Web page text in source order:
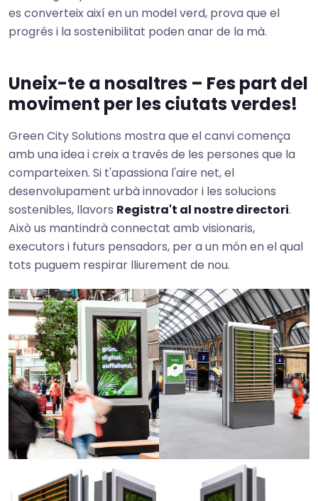
es converteix així en un model verd, prova que el
progrés i la sostenibilitat poden anar de la mà.
Uneix-te a nosaltres – Fes part del
moviment per les ciutats verdes!
Green City Solutions mostra que el canvi comença
amb una idea i creix a través de les persones que la
comparteixen. Si t'apassiona l'aire net, el
desenvolupament urbà innovador i les solucions
sostenibles, llavors Registra't al nostre directori.
Això us mantindrà connectat amb visionaris,
executors i futurs pensadors, per a un món en el qual
tots puguem respirar lliurement de nou.